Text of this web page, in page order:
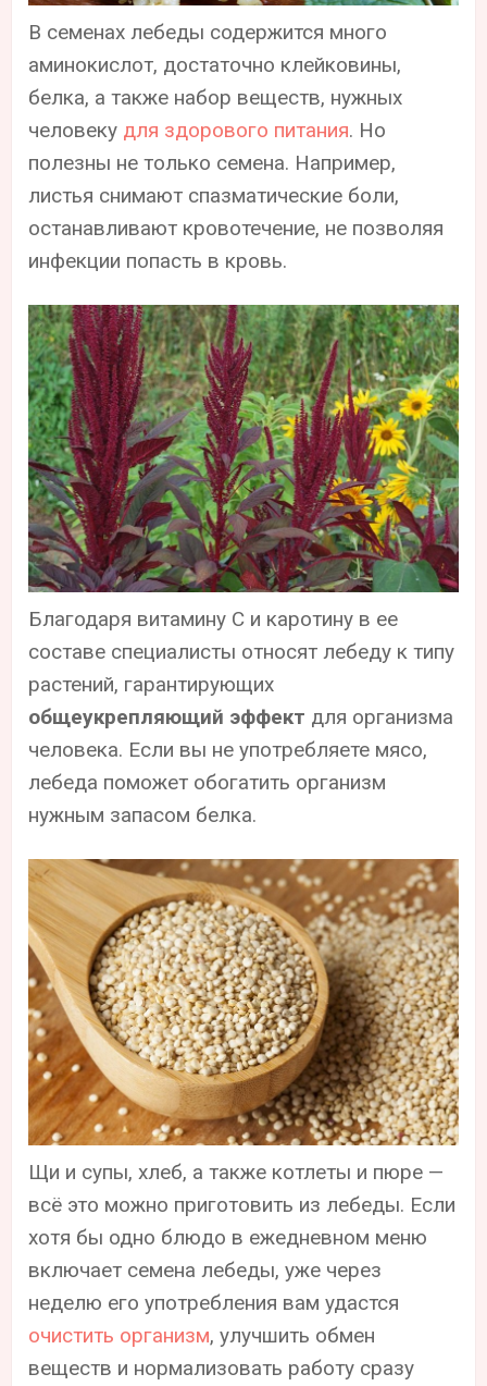
В семенах лебеды содержится много
аминокислот, достаточно клейковины,
белка, а также набор веществ, нужных
человеку для здорового питания. Но
полезны не только семена. Например,
листья снимают спазматические боли,
останавливают кровотечение, не позволяя
инфекции попасть в кровь.
Благодаря витамину С и каротину в ее
составе специалисты относят лебеду к типу
растений, гарантирующих
общеукрепляющий эффект для организма
человека. Если вы не употребляете мясо,
лебеда поможет обогатить организм
нужным запасом белка.
Щи и супы, хлеб, а также котлеты и пюре —
всё это можно приготовить из лебеды. Если
хотя бы одно блюдо в ежедневном меню
включает семена лебеды, уже через
неделю его употребления вам удастся
очистить организм, улучшить обмен
веществ и нормализовать работу сразу